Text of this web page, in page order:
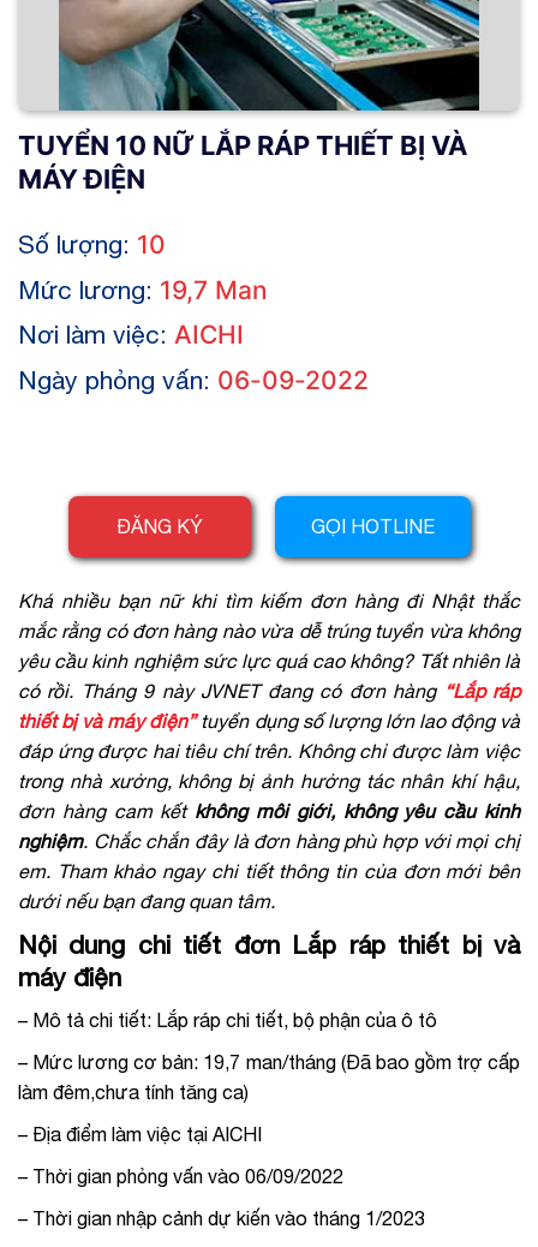
TUYỂN 10 NỮ LẮP RÁP THIẾT BỊ VÀ
MÁY ĐIỆN
Số lượng: 10
Mức lương: 19,7 Man
Nơi làm việc: AICHI
Ngày phỏng vấn: 06-09-2022
ĐĂNG KÝ GỌI HOTLINE
Khá nhiều bạn nữ khi tìm kiếm đơn hàng đi Nhật thắc
mắc rằng có đơn hàng nào vừa dễ trúng tuyển vừa không
yêu cầu kinh nghiệm sức lực quá cao không? Tất nhiên là
có rồi. Tháng 9 này JVNET đang có đơn hàng “Lắp ráp
thiết bị và máy điện”tuyển dụng số lượng lớn lao động và
đáp ứng được hai tiêu chí trên. Không chỉ được làm việc
trong nhà xưởng, không bị ảnh hưởng tác nhân khí hậu,
đơn hàng cam kết không môi giới, không yêu cầu kinh
nghiệm. Chắc chắn đây là đơn hàng phù hợp với mọi chị
em. Tham khảo ngay chi tiết thông tin của đơn mới bên
dưới nếu bạn đang quan tâm.
Nội dung chi tiết đơn Lắp ráp thiết bị và
máy điện
– Mô tả chi tiết: Lắp ráp chi tiết, bộ phận của ô tô
– Mức lương cơ bản: 19,7 man/tháng (Đã bao gồm trợ cấp
làm đêm, chưa tính tăng ca)
– Địa điểm làm việc tại AICHI
– Thời gian phỏng vấn vào 06/09/2022
– Thời gian nhập cảnh dự kiến vào tháng 1/2023